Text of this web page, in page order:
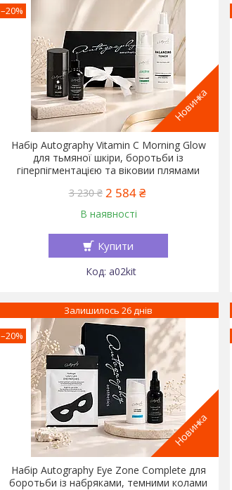
Новинка
–20%
Набір Autography Vitamin C Morning Glow
для тьмяної шкіри, боротьби із
гіперпігментацією та віковии плямами
3 230 ₴ 2 584 ₴
В наявності
Купити
a02kit
Новинка
–20%
Залишилось 26 днів
Набір Autography Eye Zone Complete для
боротьби із набряками, темними колами